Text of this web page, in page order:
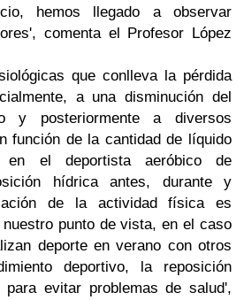
hemos llegado a observar
comenta el Profesor López
que conlleva la pérdida
a una disminución del
y posteriormente a diversos
función de la cantidad de líquido
en el deportista aeróbico de
hídrica antes, durante y
de la actividad física es
punto de vista, en el caso
deporte en verano con otros
deportivo, la reposición
evitar problemas de salud',